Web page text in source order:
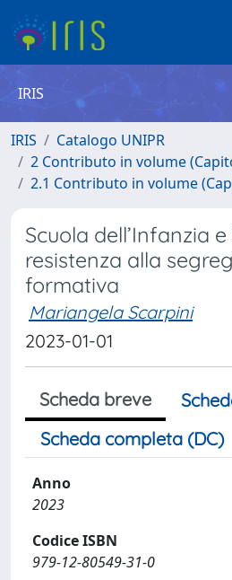
IRIS
IRIS
Catalogo UNIPR
2 Contributo in volume
2.1 Contributo in volume
Scuola dell’Infanzia
resistenza alla
formativa
Mariangela Scarpini
2023-01-01
Scheda breve
Scheda completa (DC)
Anno
2023
Codice ISBN
979-12-80549-31-0